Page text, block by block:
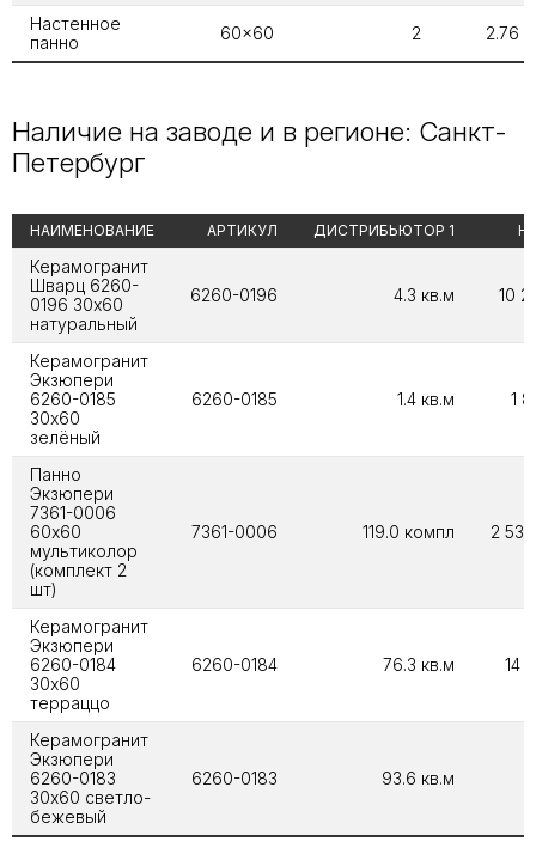
Настенное
панно
60x60 2 2.76
Наличие на заводе и в регионе: Санкт-
Петербург
НАИМЕНОВАНИЕ АРТИКУЛ ДИСТРИБЬЮТОР 1
Керамогранит
Шварц 6260-
0196 30х60
натуральный
6260-0196 4.3 кв.м 10
Керамогранит
Экзюпери
6260-0185
30х60
зелёный
6260-0185 1.4 кв.м 1
Панно
Экзюпери
7361-0006
60х60
мультиколор
(комплект 2
шт)
7361-0006 119.0 компл 2
Керамогранит
Экзюпери
6260-0184
30х60
терраццо
6260-0184 76.3 кв.м 14
Керамогранит
Экзюпери
6260-0183
30х60 светло-
бежевый
6260-0183 93.6 кв.м